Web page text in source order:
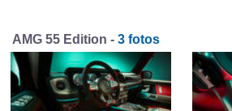
AMG 55 Edition - 3 fotos